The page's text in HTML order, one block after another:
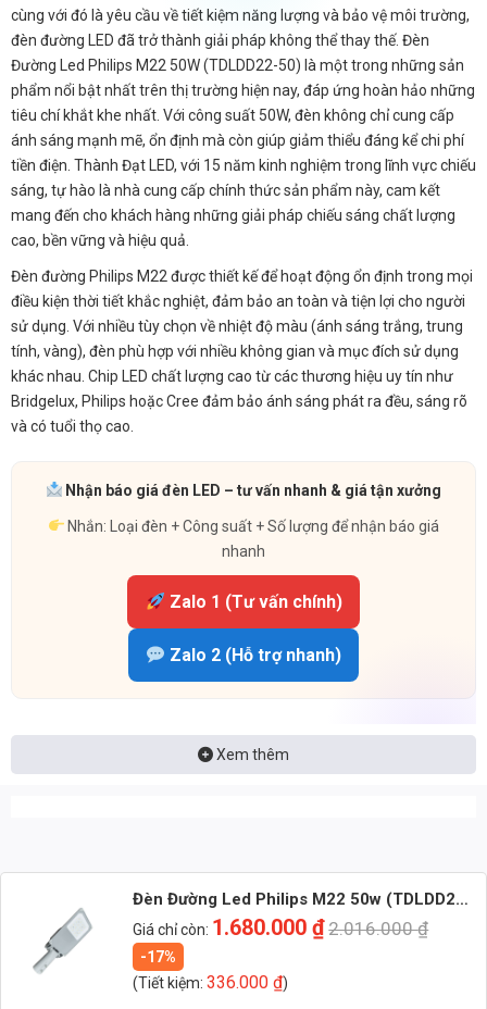
cùng với đó là yêu cầu về tiết kiệm năng lượng và bảo vệ môi trường,
đèn đường LED đã trở thành giải pháp không thể thay thế. Đèn
Đường Led Philips M22 50W (TDLDD22-50) là một trong những sản
phẩm nổi bật nhất trên thị trường hiện nay, đáp ứng hoàn hảo những
tiêu chí khắt khe nhất. Với công suất 50W, đèn không chỉ cung cấp
ánh sáng mạnh mẽ, ổn định mà còn giúp giảm thiểu đáng kể chi phí
tiền điện. Thành Đạt LED, với 15 năm kinh nghiệm trong lĩnh vực chiếu
sáng, tự hào là nhà cung cấp chính thức sản phẩm này, cam kết
mang đến cho khách hàng những giải pháp chiếu sáng chất lượng
cao, bền vững và hiệu quả.
Đèn đường Philips M22 được thiết kế để hoạt động ổn định trong mọi
điều kiện thời tiết khắc nghiệt, đảm bảo an toàn và tiện lợi cho người
sử dụng. Với nhiều tùy chọn về nhiệt độ màu (ánh sáng trắng, trung
tính, vàng), đèn phù hợp với nhiều không gian và mục đích sử dụng
khác nhau. Chip LED chất lượng cao từ các thương hiệu uy tín như
Bridgelux, Philips hoặc Cree đảm bảo ánh sáng phát ra đều, sáng rõ
và có tuổi thọ cao.
Nhận báo giá đèn LED – tư vấn nhanh & giá tận xưởng
Nhắn: Loại đèn + Công suất + Số lượng để nhận báo giá
nhanh
Zalo 1 (Tư vấn chính)
Zalo 2 (Hỗ trợ nhanh)
Xem thêm
Đèn Đường Led Philips M22 50w (TDLDD22-
50)
Giá chỉ còn: 1.680.000₫2.016.000₫
-17%
(Tiết kiệm:336.000₫)